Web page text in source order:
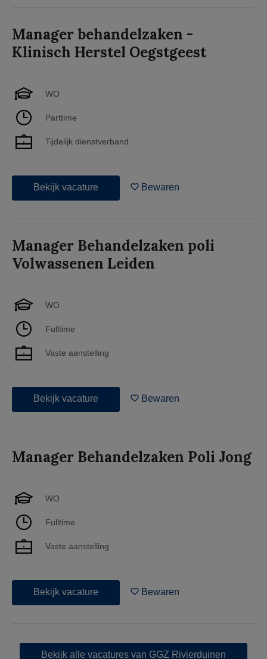
Manager behandelzaken -
Klinisch Herstel Oegstgeest
WO
Parttime
Tijdelijk dienstverband
Bekijk vacature Bewaren
Manager Behandelzaken poli
Volwassenen Leiden
WO
Fulltime
Vaste aanstelling
Bekijk vacature Bewaren
Manager Behandelzaken Poli Jong
WO
Fulltime
Vaste aanstelling
Bekijk vacature Bewaren
Bekijk alle vacatures van GGZ Rivierduinen